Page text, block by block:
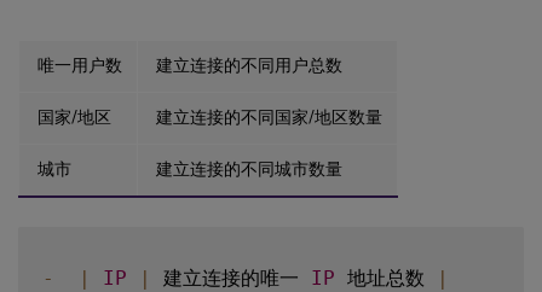
唯一用户数 建立连接的不同用户总数
国家/地区 建立连接的不同国家/地区数量
城市 建立连接的不同城市数量
- | IP | 建立连接的唯一 IP 地址总数
|